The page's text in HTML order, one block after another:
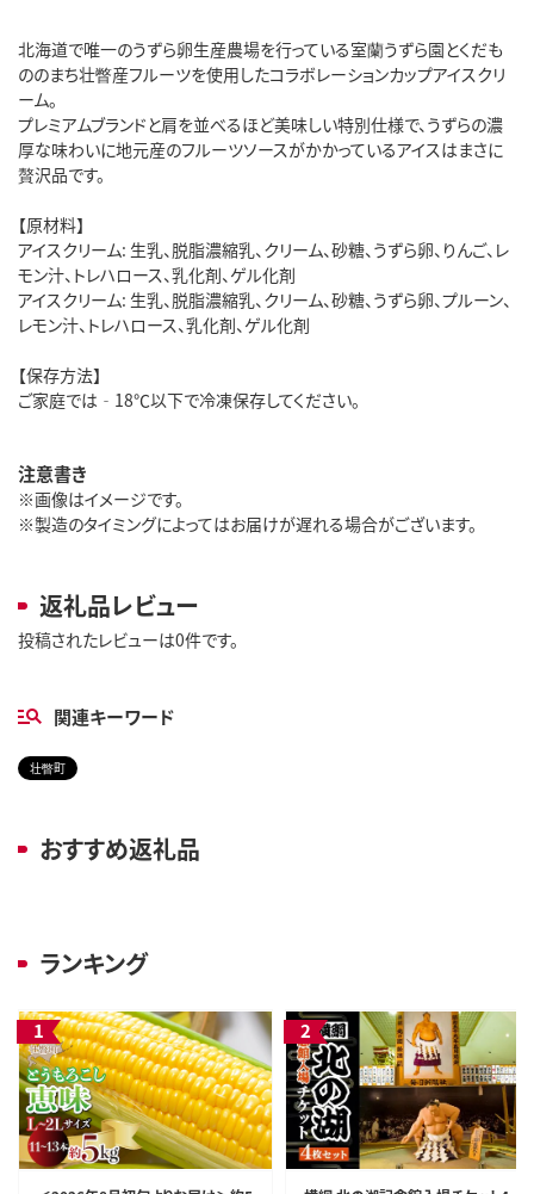
北海道で唯一のうずら卵生産農場を行っている室蘭うずら園とくだも
ののまち壮瞥産フルーツを使用したコラボレーションカップアイスクリ
ーム。
プレミアムブランドと肩を並べるほど美味しい特別仕様で、うずらの濃
厚な味わいに地元産のフルーツソースがかかっているアイスはまさに
贅沢品です。
【原材料】
アイスクリーム: 生乳、脱脂濃縮乳、クリーム、砂糖、うずら卵、りんご、レ
モン汁、トレハロース、乳化剤、ゲル化剤
アイスクリーム: 生乳、脱脂濃縮乳、クリーム、砂糖、うずら卵、プルーン、
レモン汁、トレハロース、乳化剤、ゲル化剤
【保存方法】
ご家庭では‐18℃以下で冷凍保存してください。
注意書き
※画像はイメージです。
※製造のタイミングによってはお届けが遅れる場合がございます。
返礼品レビュー
投稿されたレビューは0件です。
関連キーワード
壮瞥町
おすすめ返礼品
ランキング